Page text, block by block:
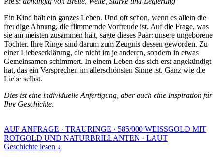
Ein Kind hält ein ganzes Leben. Und oft schon, wenn es allein die
freudige Ahnung, die flimmernde Vorfreude ist. Auf die Frage, was
sie am meisten zusammen hält, sagte dieses Paar: unsere ungeborene
Tochter. Ihre Ringe sind darum zum Zeugnis dessen geworden. Zu
einer Liebeserklärung, die nicht im je anderen, sondern in etwas
Gemeinsamen schimmert. In einem Leben das sich erst angekündigt
hat, das ein Versprechen im allerschönsten Sinne ist. Ganz wie die
Liebe selbst.
Dies ist eine individuelle Anfertigung, aber auch eine Inspiration für
Ihre Geschichte.
AUF ANFRAGE · TRAURINGE · 585/000 WEISSGOLD MIT
ROTGOLD UND NATURBRILLANTEN · LAUT
Geschichte lesen ↓